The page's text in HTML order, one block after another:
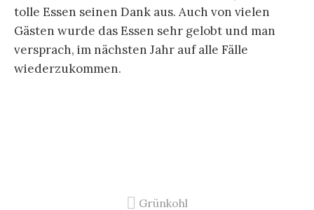
tolle Essen seinen Dank aus. Auch von vielen
Gästen wurde das Essen sehr gelobt und man
versprach, im nächsten Jahr auf alle Fälle
wiederzukommen.
Grünkohl